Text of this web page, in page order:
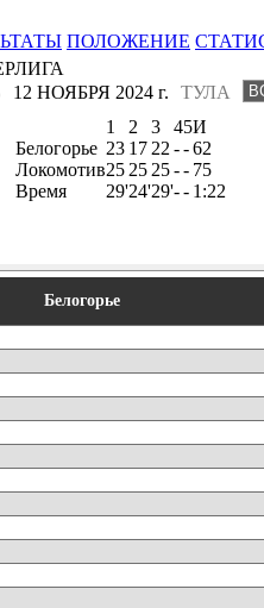
ПОЛОЖЕНИЕ
ТУЛА
12 НОЯБРЯ 2024 г.
1 2 3 45И
Белогорье 23 17 22 --62
Локомотив25 25 25-- 75
Время
29'24'29'-- 1:22
Белогорье